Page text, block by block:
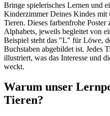
Bringe spielerisches Lernen und
Kinderzimmer Deines Kindes mit
Tieren. Dieses farbenfrohe Poster
Alphabets, jeweils begleitet von
Beispiel steht das "L" für Löwe,
Buchstaben abgebildet ist. Jedes
illustriert, was das Interesse und
weckt.
Warum unser
Tieren?